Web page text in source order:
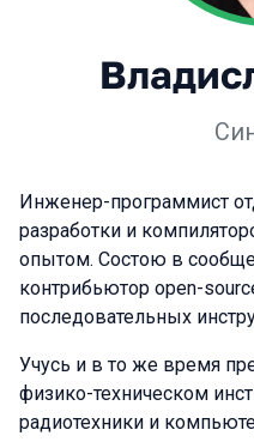
Инженер-программист
разработки и
опытом. Состою в
контрибьютор open-
последовательных
Учусь и в то же время
физико-техническом
радиотехники и